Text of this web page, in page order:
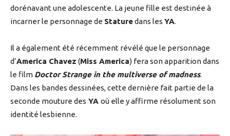
dorénavant une adolescente. La jeune fille est destinée à
incarner le personnage de Staturedans les YA.
Il a également été récemment révélé que le personnage
d’America Chavez (Miss America) fera son apparition dans
le film Doctor Strange in the multiverse of madness.
Dans les bandes dessinées, cette dernière fait partie de la
seconde mouture des YA où elle y affirme résolument son
identité lesbienne.